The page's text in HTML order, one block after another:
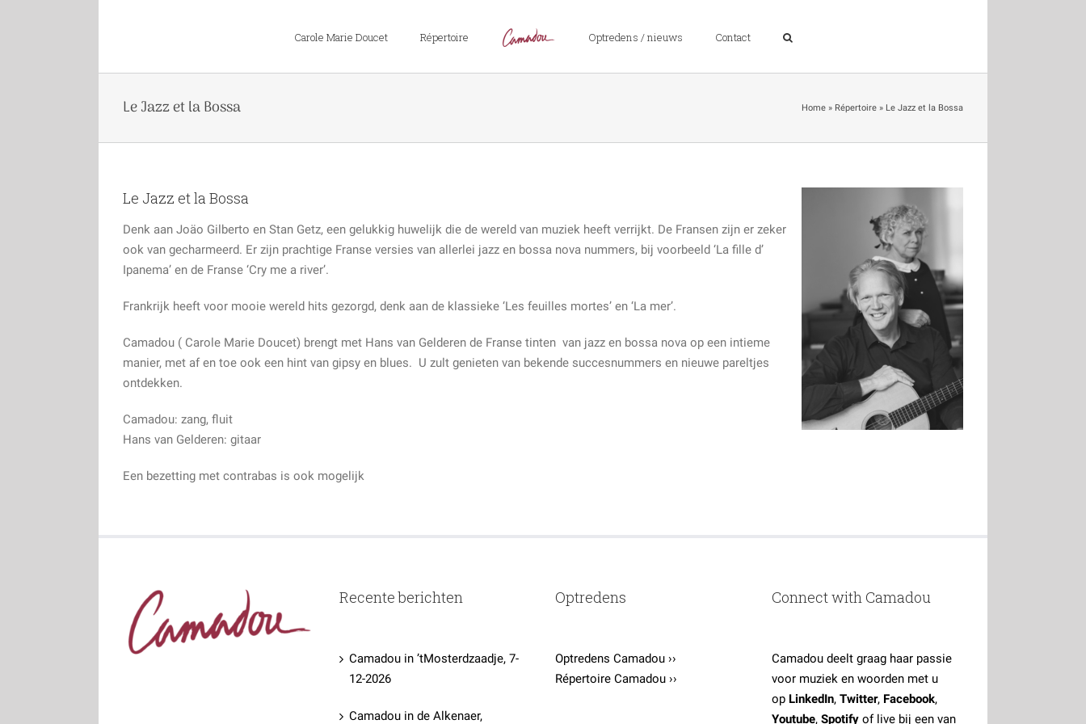
Carole Marie Doucet
Répertoire Optredens / nieuws Contact
Le Jazz et la Bossa Home » Répertoire » Le Jazz et la Bossa
Le Jazz et la Bossa
Denk aan Joäo Gilberto en Stan Getz, een gelukkig huwelijk die de wereld van muziek heeft verrijkt. De Fransen zijn er zeker
ook van gecharmeerd. Er zijn prachtige Franse versies van allerlei jazz en bossa nova nummers, bij voorbeeld ‘La fille d’
Ipanema’ en de Franse ‘Cry me a river’.
Frankrijk heeft voor mooie wereld hits gezorgd, denk aan de klassieke ‘Les feuilles mortes’ en ‘La mer’.
Camadou ( Carole Marie Doucet) brengt met Hans van Gelderen de Franse tinten van jazz en bossa nova op een intieme
manier, met af en toe ook een hint van gipsy en blues. U zult genieten van bekende succesnummers en nieuwe pareltjes
ontdekken.
Camadou: zang, fluit
Hans van Gelderen: gitaar
Een bezetting met contrabas is ook mogelijk
Recente berichten
Camadou in ’tMosterdzaadje, 7-
12-2026
Camadou in de Alkenaer,
Optredens
Optredens Camadou ››
Répertoire Camadou ››
Connect with Camadou
Camadou deelt graag haar passie
voor muziek en woorden met u
op LinkedIn, Twitter, Facebook,
Youtube, Spotify of live bij een van